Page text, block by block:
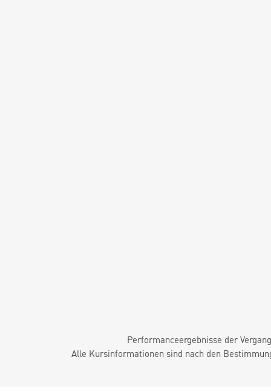
Performanceergebnisse der
Alle Kursinformationen sind nach den